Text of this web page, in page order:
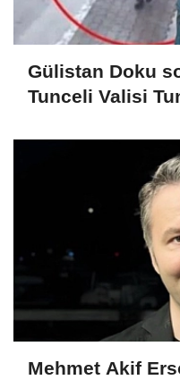
Gülistan Doku
Tunceli Valisi
Mehmet Akif